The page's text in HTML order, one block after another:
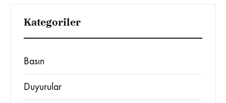
Kategoriler
Basın
Duyurular